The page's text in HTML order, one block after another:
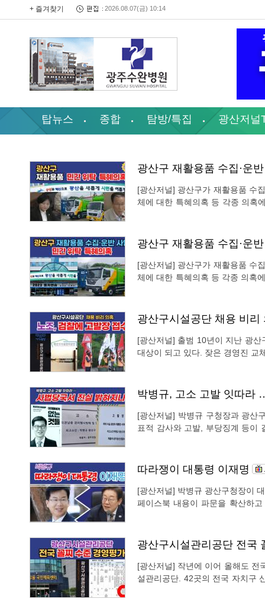
+ 즐겨찾기 2026.08.07(금) 10:14
탑뉴스 종합 탐방/특집 광산저널
광산구 재활용품 수집·운
[광산저널] 광산구가 재활용품 수
체에 대한 특혜의혹 등 각종 의혹
광산구 재활용품 수집·운
[광산저널] 광산구가 재활용품 수
체에 대한 특혜의혹 등 각종 의혹에 휩싸이고 있다. 일각에
광산구시설공단 채용 비
[광산저널] 출범 10년이 지난 광
대상이 되고 있다. 잦은 경영진 교체와 내부 불협화음, 인사 불만, 민원 증가로 편할 날이 없
박병규, 고소 고발 잇따라
[광산저널] 박병규 구청장과 광산
표적 감사와 고발, 부당징계 등이 결국 법
따라쟁이 대통령 이재명
[광산저널] 박병규 광산구청장이
페이스북 내용이 파문을 확산하고 있다. 박병규 광산구청장은 페이스북에
광산구시설관리공단 전국
[광산저널] 작년에 이어 올해도 전
설관리공단. 42곳의 전국 자치구